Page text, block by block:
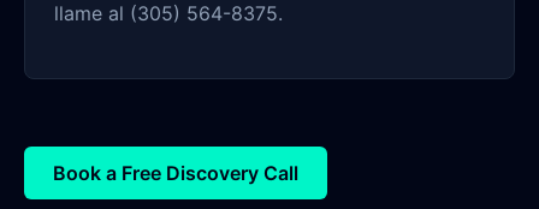
llame al (305) 564-8375.
Book a Free Discovery Call